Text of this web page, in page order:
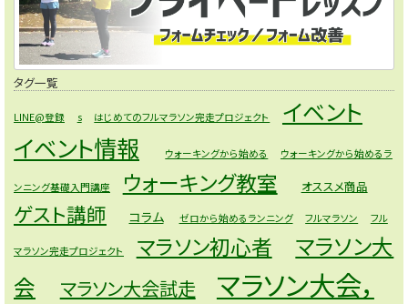
タグ一覧
LINE@登録 s はじめてのフルマラソン完走プロジェクト
イベント
イベント情報
ウォーキングから始める ウォーキングから始めるラ
ンニング基礎入門講座 ウォーキング教室 オススメ商品
ゲスト講師 コラム ゼロから始めるランニング フルマラソン フル
マラソン完走プロジェクト マラソン初心者
マラソン大
会
マラソン大会試走
マラソン大会，